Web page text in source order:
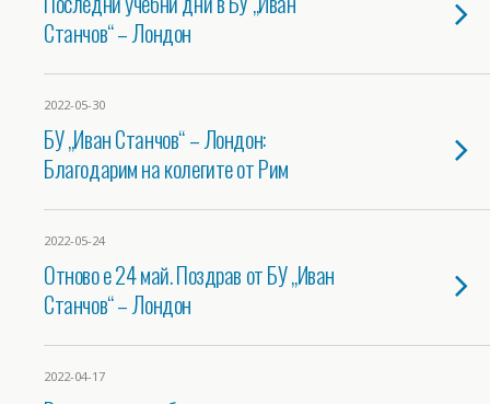
Станчов“ – Лондон
2022-05-30
БУ „Иван Станчов“ – Лондон:
Благодарим на колегите от Рим
2022-05-24
Отново е 24 май. Поздрав от БУ „Иван
Станчов“ – Лондон
2022-04-17